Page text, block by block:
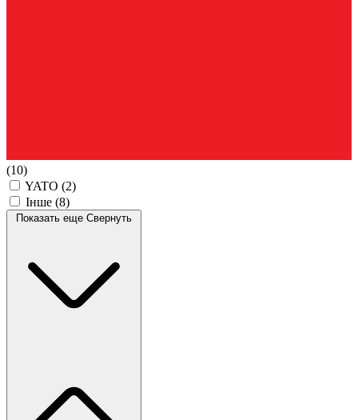
(10)
YATO (2)
Інше (8)
Показать еще Свернуть